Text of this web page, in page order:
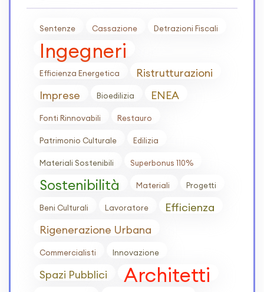
Sentenze Cassazione Detrazioni Fiscali
Ingegneri
Efficienza Energetica
Ristrutturazioni
Imprese
Bioedilizia ENEA
Fonti Rinnovabili Restauro
Patrimonio Culturale Edilizia
Materiali Sostenibili Superbonus 110%
Sostenibilità Materiali Progetti
Beni Culturali Lavoratore
Efficienza
Rigenerazione Urbana
Commercialisti Innovazione
Spazi Pubblici Architetti